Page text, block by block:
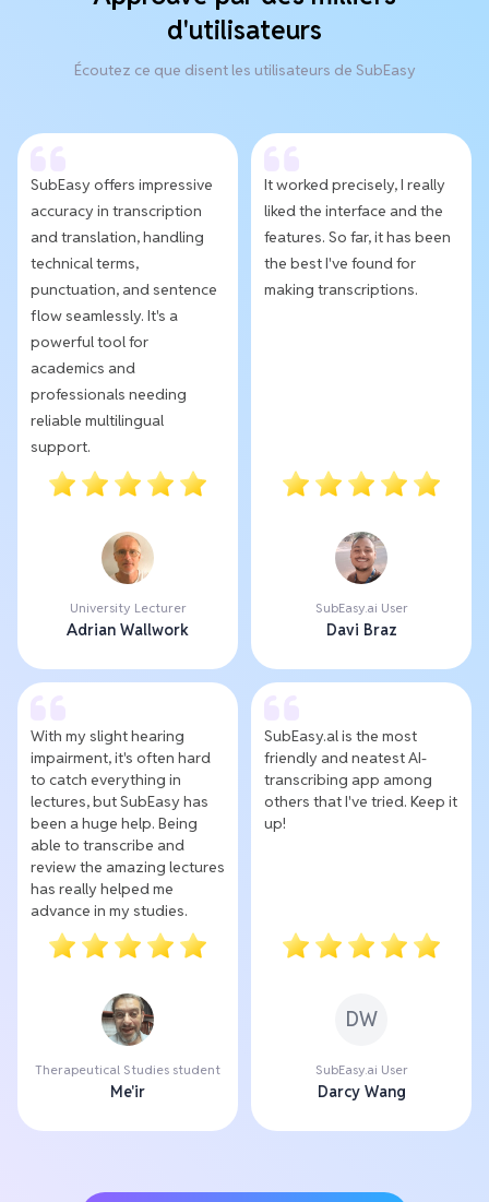
d'utilisateurs
Écoutez ce que disent les utilisateurs de SubEasy
SubEasy offers impressive
accuracy in transcription
and translation, handling
technical terms,
punctuation, and sentence
flow seamlessly. It's a
powerful tool for
academics and
professionals needing
reliable multilingual
support.
University Lecturer
Adrian Wallwork
It worked precisely, I really
liked the interface and the
features. So far, it has been
the best I've found for
making transcriptions.
SubEasy.ai User
Davi Braz
With my slight hearing
impairment, it's often hard
to catch everything in
lectures, but SubEasy has
been a huge help. Being
able to transcribe and
review the amazing lectures
has really helped me
advance in my studies.
Therapeutical Studies student
Me'ir
SubEasy.al is the most
friendly and neatest AI-
transcribing app among
others that I've tried. Keep it
up!
DW
SubEasy.ai User
Darcy Wang